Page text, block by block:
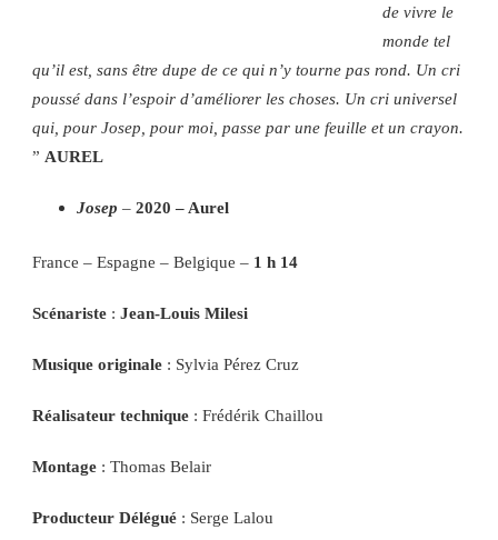
de vivre le
monde tel
qu’il est, sans être dupe de ce qui n’y tourne pas rond. Un cri
poussé dans l’espoir d’améliorer les choses. Un cri universel
qui, pour Josep, pour moi, passe par une feuille et un crayon.
” AUREL
Josep – 2020 – Aurel
France – Espagne – Belgique – 1 h 14
Scénariste : Jean-Louis Milesi
Musique originale : Sylvia Pérez Cruz
Réalisateur technique : Frédérik Chaillou
Montage : Thomas Belair
Producteur Délégué : Serge Lalou